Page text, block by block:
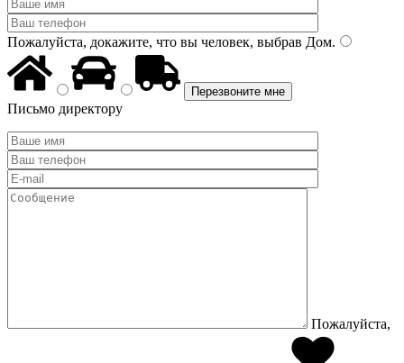
Пожалуйста, докажите, что вы человек, выбрав Дом.
Письмо директору
Пожалуйста,